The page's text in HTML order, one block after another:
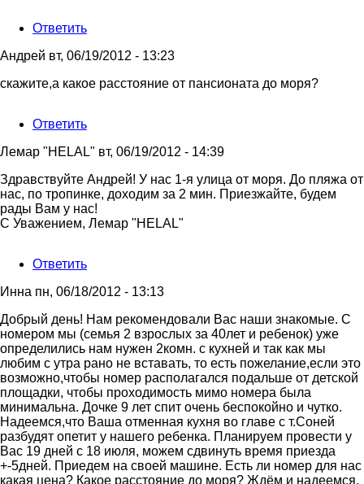
хотел
Михаил
Ответить
Андрей вт, 06/19/2012 - 13:23
скажите,а какое расстояние от пансионата до моря?
Ответить
Лемар "HELAL" вт, 06/19/2012 - 14:39
Ответ
на
скажите,а
какое
Здравствуйте Андрей! У нас 1-я улица от моря. До пляжа от
нас, по тропинке, доходим за 2 мин. Приезжайте, будем
рады Вам у нас!
С Уважением, Лемар "HELAL"
Ответить
Инна пн, 06/18/2012 - 13:13
Добрый день! Нам рекомендовали Вас наши знакомые. С
номером мы (семья 2 взрослых за 40лет и ребенок) уже
определились нам нужен 2комн. с кухней и так как мы
любим с утра рано не вставать, то есть пожелание,если это
возможно,чтобы номер располагался подальше от детской
площадки, чтобы проходимость мимо номера была
минимальна. Дочке 9 лет спит очень беспокойно и чутко.
Надеемся,что Ваша отменная кухня во главе с т.Соней
разбудят опетит у нашего ребенка. Планируем провести у
Вас 19 дней с 18 июля, можем сдвинуть время приезда
+-5дней. Приедем на своей машине. Есть ли номер для нас
какая цена? Какое расстояние до моря? Ждём и надеемся.